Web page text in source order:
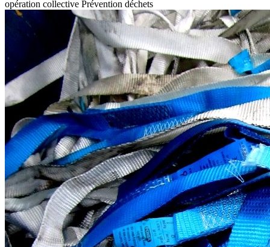
opération collective Prévention déchets